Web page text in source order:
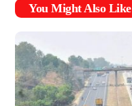
You Might Also Like